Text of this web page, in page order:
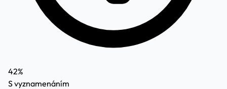
42%
S vyznamenáním